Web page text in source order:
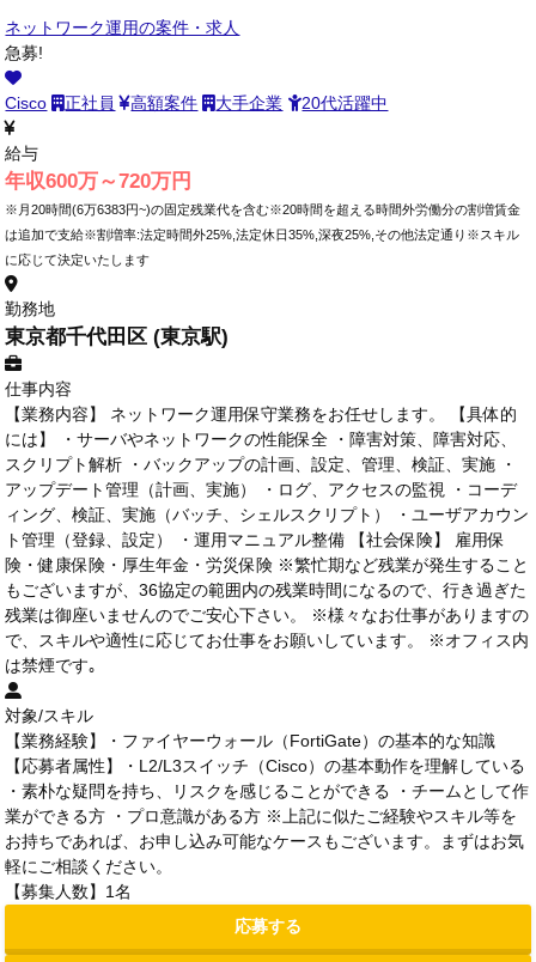
ネットワーク運用の案件・求人
急募!
Cisco 正社員 高額案件 大手企業 20代活躍中
給与
年収600万～720万円
※月20時間(6万6383円~)の固定残業代を含む※20時間を超える時間外労働分の割増賃金
は追加で支給※割増率:法定時間外25%,法定休日35%,深夜25%,その他法定通り※スキル
に応じて決定いたします
勤務地
東京都千代田区 (東京駅)
仕事内容
【業務内容】 ネットワーク運用保守業務をお任せします。 【具体的
には】 ・サーバやネットワークの性能保全 ・障害対策、障害対応、
スクリプト解析 ・バックアップの計画、設定、管理、検証、実施 ・
アップデート管理（計画、実施） ・ログ、アクセスの監視 ・コーデ
ィング、検証、実施（バッチ、シェルスクリプト） ・ユーザアカウン
ト管理（登録、設定） ・運用マニュアル整備 【社会保険】 雇用保
険・健康保険・厚生年金・労災保険 ※繁忙期など残業が発生すること
もございますが、36協定の範囲内の残業時間になるので、行き過ぎた
残業は御座いませんのでご安心下さい。 ※様々なお仕事がありますの
で、スキルや適性に応じてお仕事をお願いしています。 ※オフィス内
は禁煙です｡
対象/スキル
【業務経験】・ファイヤーウォール（FortiGate）の基本的な知識
【応募者属性】・L2/L3スイッチ（Cisco）の基本動作を理解している
・素朴な疑問を持ち、リスクを感じることができる ・チームとして作
業ができる方 ・プロ意識がある方 ※上記に似たご経験やスキル等を
お持ちであれば、お申し込み可能なケースもございます。まずはお気
軽にご相談ください。
【募集人数】1名
応募する